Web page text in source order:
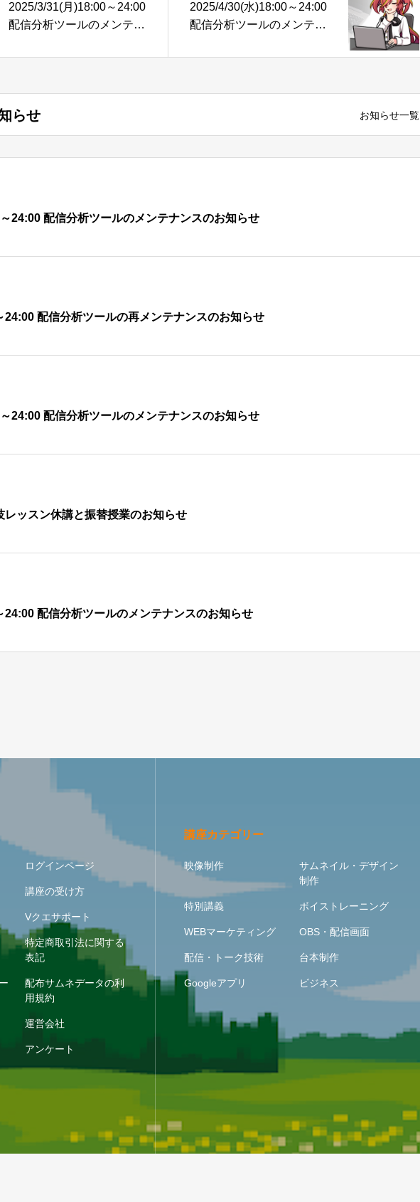
2025/3/31(月)18:00～24:00
配信分析ツールのメンテナ
2025/4/30(水)18:00～24:00
配信分析ツールのメンテナ
らせ お知らせ一覧
24:00 配信分析ツールのメンテナンスのお知らせ
24:00 配信分析ツールの再メンテナンスのお知らせ
24:00 配信分析ツールのメンテナンスのお知らせ
レッスン休講と振替授業のお知らせ
24:00 配信分析ツールのメンテナンスのお知らせ
ログインページ
講座の受け方
Vクエサポート
特定商取引法に関する
表記
配布サムネデータの利
用規約
運営会社
アンケート
講座カテゴリー
映像制作
サムネイル・デザイン
制作
特別講義 ボイストレーニング
WEBマーケティング OBS・配信画面
配信・トーク技術 台本制作
Googleアプリ ビジネス